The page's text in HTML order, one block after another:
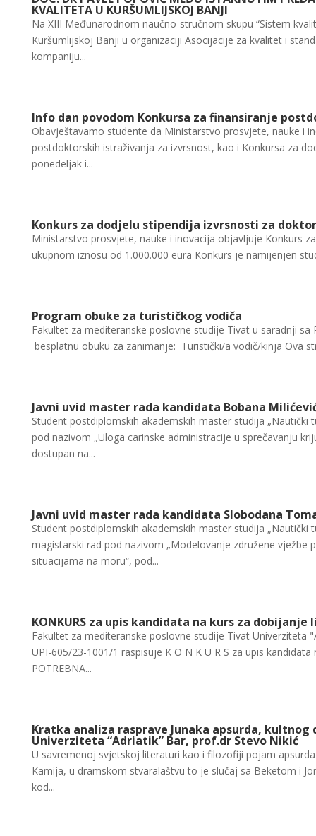
KVALITETA U KURŠUMLIJSKOJ BANJI
Na XIII Međunarodnom naučno-stručnom skupu “Sistem
Kuršumlijskoj Banji u organizaciji Asocijacije za kvalitet i
kompaniju...
Info dan povodom Konkursa za finansiranje
Obavještavamo studente da Ministarstvo prosvjete, nauke i
postdoktorskih istraživanja za izvrsnost, kao i Konkursa za
ponedeljak i...
Konkurs za dodjelu stipendija izvrsnosti za
Ministarstvo prosvjete, nauke i inovacija objavljuje Konkurs
ukupnom iznosu od 1.000.000 eura Konkurs je namijenjen
Program obuke za turističkog vodiča
Fakultet za mediteranske poslovne studije Tivat u saradnji
besplatnu obuku za zanimanje: Turistički/a vodič/kinja Ova
Javni uvid master rada kandidata Bobana
Student postdiplomskih akademskih master studija
pod nazivom „Uloga carinske administracije u sprečavanju
dostupan na...
Javni uvid master rada kandidata Slobodana
Student postdiplomskih akademskih master studija
magistarski rad pod nazivom „Modelovanje združene
situacijama na moru“, pod...
KONKURS za upis kandidata na kurs za dobijanje
Fakultet za mediteranske poslovne studije Tivat
UPI-605/23-1001/1 raspisuje K O N K U R S za upis
POTREBNA...
Kratka analiza rasprave Junaka apsurda,
Univerziteta “Adriatik” Bar, prof.dr Stevo Nikić
U savremenoj svjetskoj literaturi kao i filozofiji pojam
Kamija, u dramskom stvaralaštvu to je slučaj sa Beketom i
kod...